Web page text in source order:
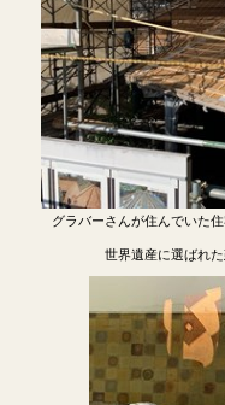
グラバーさんが住んでいた
世界遺産に選ばれ